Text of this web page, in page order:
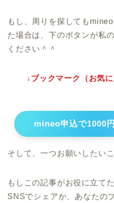
もし、周りを探しても
た場合は、下のボタンが私
ください＾＾
↓ブックマーク（お気
mineo申込で1000
そして、一つお願いしたい
もしこの記事がお役に立て
SNSでシェアか、あなたの